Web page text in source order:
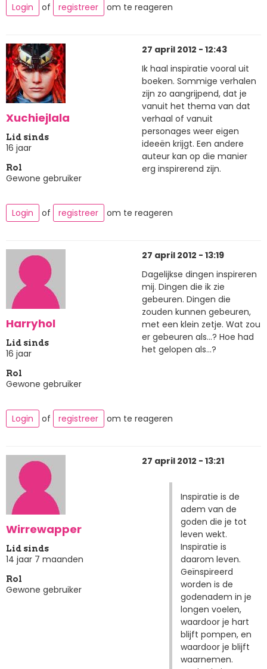
Login
of registreer om te reageren
Xuchiejlala
Lid sinds
16 jaar
Rol
Gewone gebruiker
27 april 2012 - 12:43
Ik haal inspiratie vooral uit
boeken. Sommige verhalen
zijn zo aangrijpend, dat je
vanuit het thema van dat
verhaal of vanuit
personages weer eigen
ideeën krijgt. Een andere
auteur kan op die manier
erg inspirerend zijn.
Login of registreer om te reageren
Harryhol
Lid sinds
16 jaar
Rol
Gewone gebruiker
27 april 2012 - 13:19
Dagelijkse dingen inspireren
mij. Dingen die ik zie
gebeuren. Dingen die
zouden kunnen gebeuren,
met een klein zetje. Wat zou
er gebeuren als...? Hoe had
het gelopen als...?
Login of registreer om te reageren
Wirrewapper
Lid sinds
14 jaar 7 maanden
Rol
Gewone gebruiker
27 april 2012 - 13:21
Inspiratie is de
adem van de
goden die je tot
leven wekt.
Inspiratie is
daarom leven.
Geïnspireerd
worden is de
godenadem in je
longen voelen,
waardoor je hart
blijft pompen, en
waardoor je blijft
waarnemen.